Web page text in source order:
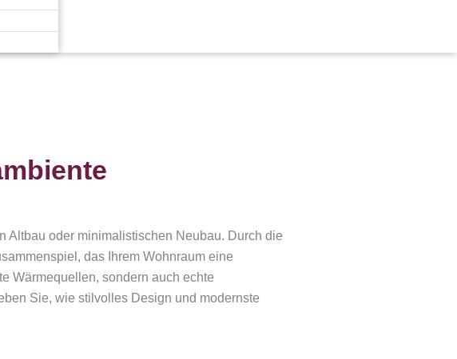
Altbau oder minimalistischen Neubau. Durch die
das Ihrem Wohnraum eine
Wärmequellen, sondern auch echte
Sie, wie stilvolles Design und modernste